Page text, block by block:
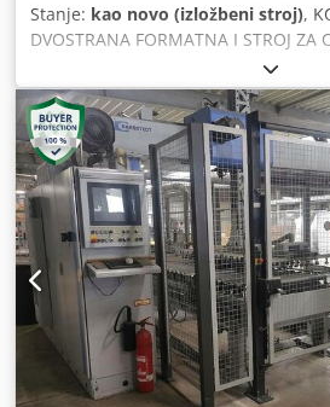
Stanje: kao novo (izložbeni stroj),
DVOSTRANA FORMATNA I STROJ ZA
sastoji od sljedećih strojeva:
dvostrukom prihvatnom stanicom
250/D/25/12 O06027B) 1. dvostrani
stroj "HOMAG" model KFL 525/6/A3/
oblikovani povezni valjkasti
TWL 310 / 25 / 12 O06027D) 2.
lepilni stroj "HOMAG" model KFL
Povezni valjkasti transporter
/ 25 O06027F) Povezni transfer (na
model TWL 120 / 30 / 02 SS
tračnici) "HOMAG" model TWL 120 /
Cjdpewxvdcsfx Akvorf O06027H)
dvostrukom skladišnom stanicom
410/D/25/12